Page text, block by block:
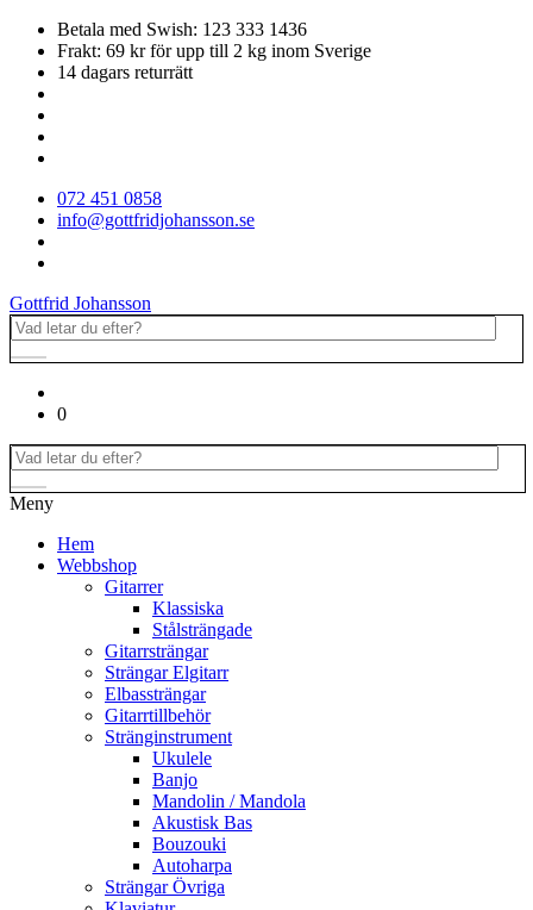
Betala med Swish: 123 333 1436
Frakt: 69 kr för upp till 2 kg inom Sverige
14 dagars returrätt
072 451 0858
info@gottfridjohansson.se
Gottfrid Johansson
0
Meny
Hem
Webbshop
Gitarrer
Klassiska
Stålsträngade
Gitarrsträngar
Strängar Elgitarr
Elbassträngar
Gitarrtillbehör
Stränginstrument
Ukulele
Banjo
Mandolin / Mandola
Akustisk Bas
Bouzouki
Autoharpa
Strängar Övriga